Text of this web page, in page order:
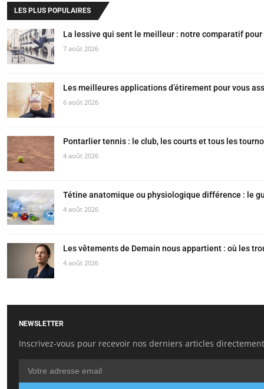
LES PLUS POPULAIRES
La lessive qui sent le meilleur : notre comparatif
7 août 2026
Les meilleures applications d’étirement pour vous
6 août 2026
Pontarlier tennis : le club, les courts et tous les
4 août 2026
Tétine anatomique ou physiologique différence : le
4 août 2026
Les vêtements de Demain nous appartient : où les
4 août 2026
NEWSLETTER
Inscrivez-vous pour recevoir nos derniers articles